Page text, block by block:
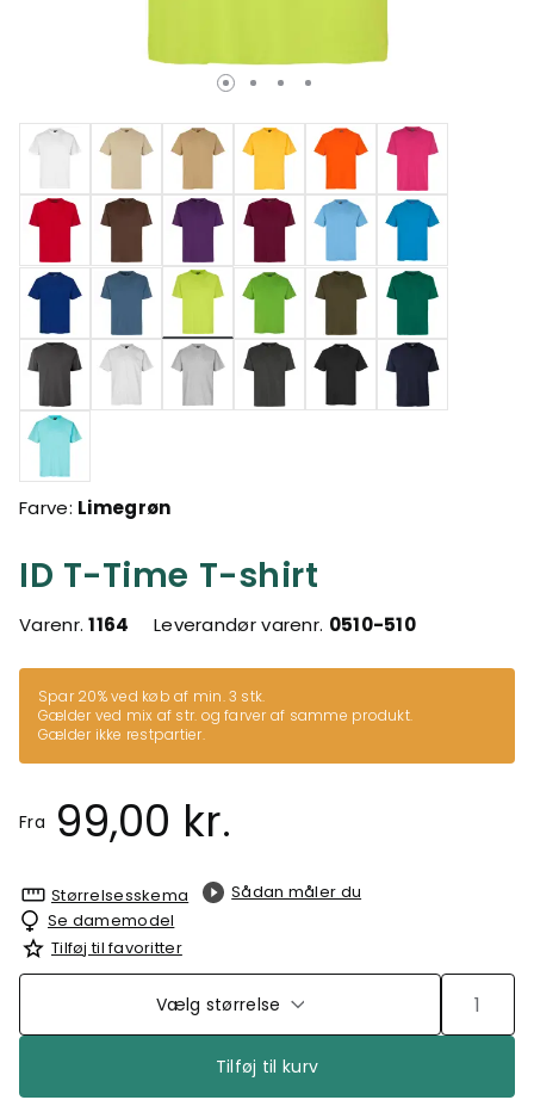
ID T-Time T-shirt
Varenr.1164 Leverandør varenr. 0510-510
Spar 20% ved køb af min. 3 stk.
Gælder ved mix af str. og farver af samme produkt.
Gælder ikke restpartier.
Fra 99,00 kr.
valgte
Farve: Limegrøn
Størrelsesskema
Sådan måler du
Se damemodel
Tilføj til favoritter
Vælg størrelse
Tilføj til kurv